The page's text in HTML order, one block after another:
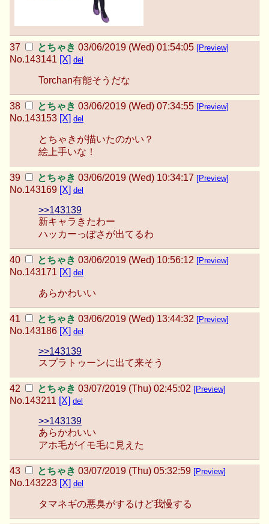
とちゃき 03/06/2019 (Wed) 01:54:05 [Preview]
No.143141 [X] del
Torchan有能そうだな
とちゃき 03/06/2019 (Wed) 07:34:55 [Preview]
No.143153 [X] del
とちゃきが描いたのかい？
絵上手いな！
とちゃき 03/06/2019 (Wed) 10:34:17 [Preview]
No.143169 [X] del
>>143139
新キャラきたわー
ハッカーっぽさが出てるわ
とちゃき 03/06/2019 (Wed) 10:56:12 [Preview]
No.143171 [X] del
あらかわいい
とちゃき 03/06/2019 (Wed) 13:44:32 [Preview]
No.143186 [X] del
>>143139
スプラトゥーンに出て来そう
とちゃき 03/07/2019 (Thu) 02:45:02 [Preview]
No.143211 [X] del
>>143139
あらかわいい
アホ毛がイモ毛に見えた
とちゃき 03/07/2019 (Thu) 05:32:59 [Preview]
No.143223 [X] del
タマネギの悪臭がするけど我慢する